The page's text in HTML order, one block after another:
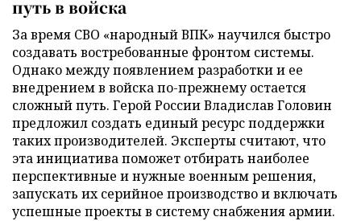
путь в войска
За время СВО «народный ВПК» научился быстро
создавать востребованные фронтом системы.
Однако между появлением разработки и ее
внедрением в войска по-прежнему остается
сложный путь. Герой России Владислав Головин
предложил создать единый ресурс поддержки
таких производителей. Эксперты считают, что
эта инициатива поможет отбирать наиболее
перспективные и нужные военным решения,
запускать их серийное производство и включать
успешные проекты в систему снабжения армии.